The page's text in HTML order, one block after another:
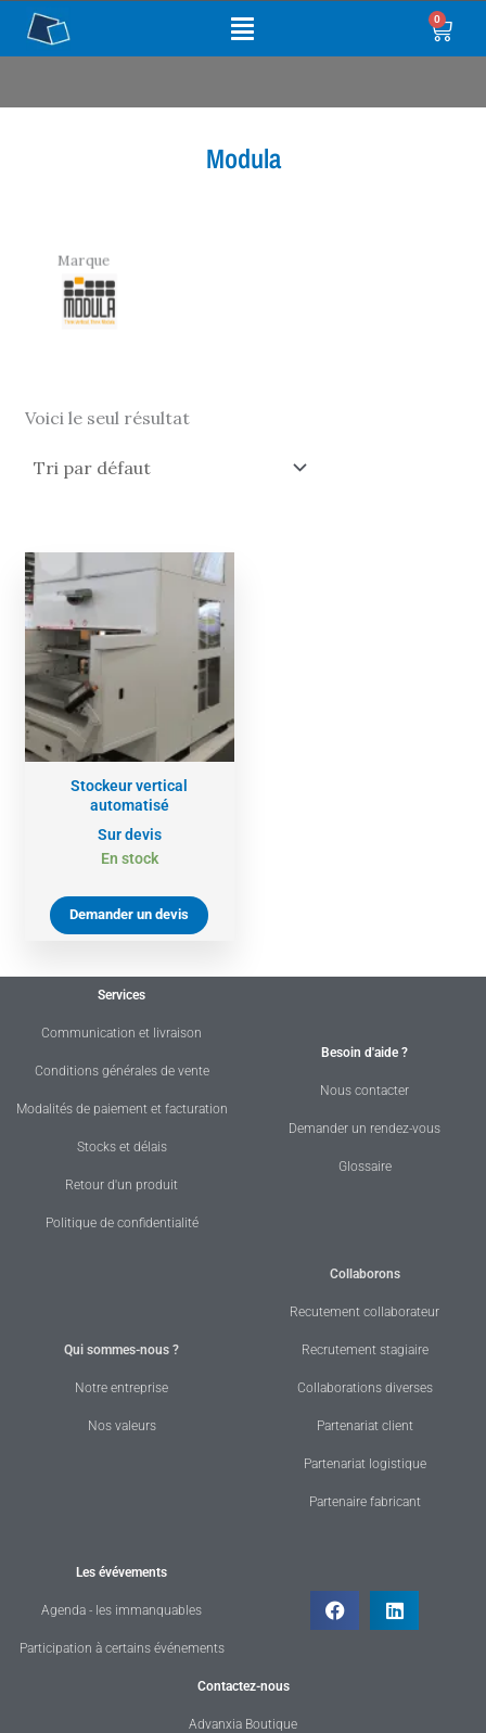
Aller
Main
0
Modula
Marque
Voici le seul résultat
Stockeur vertical
automatisé
Sur devis
En stock
Demander un devis
Services
Communication et livraison
Conditions générales de vente
Modalités de paiement et facturation
Stocks et délais
Retour d'un produit
Politique de confidentialité
Besoin d'aide ?
Nous contacter
Demander un rendez-vous
Glossaire
Qui sommes-nous ?
Notre entreprise
Nos valeurs
Collaborons
Recutement collaborateur
Recrutement stagiaire
Collaborations diverses
Partenariat client
Partenariat logistique
Partenaire fabricant
Les évévements
Agenda - les immanquables
Participation à certains événements
Contactez-nous
Advanxia Boutique